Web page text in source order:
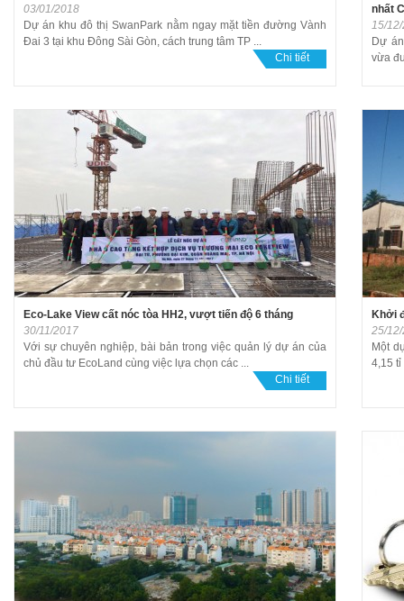
03/01/2018
Dự án khu đô thị SwanPark nằm ngay mặt tiền đường Vành
Đai 3 tại khu Đông Sài Gòn, cách trung tâm TP ...
Chi tiết
nhất
15/
Dự
vừa
Eco-Lake View cất nóc tòa HH2, vượt tiến độ 6 tháng
30/11/2017
Với sự chuyên nghiệp, bài bản trong việc quản lý dự án của
chủ đầu tư EcoLand cùng việc lựa chọn các ...
Chi tiết
Khởi
25/
Một
4,15 tỉ